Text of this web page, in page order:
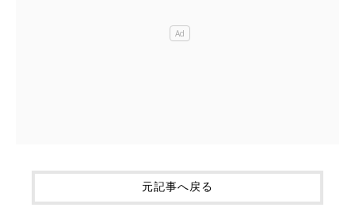
元記事へ戻る